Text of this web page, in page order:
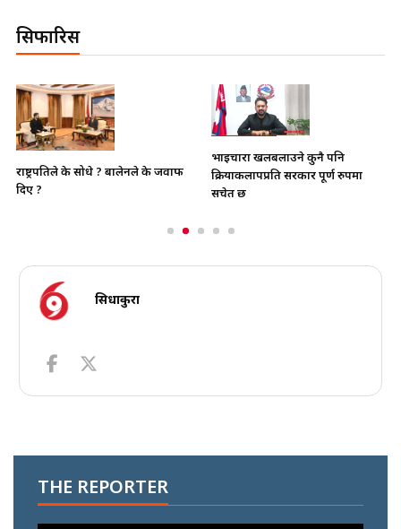
सिफारिस
राष्ट्रपतिले के सोधे ? बालेनले के जवाफ
दिए ?
भाइचारा खलबलाउने कुनै पनि
क्रियाकलापप्रति सरकार पूर्ण रुपमा
सचेत छ
सिधाकुरा
THE REPORTER